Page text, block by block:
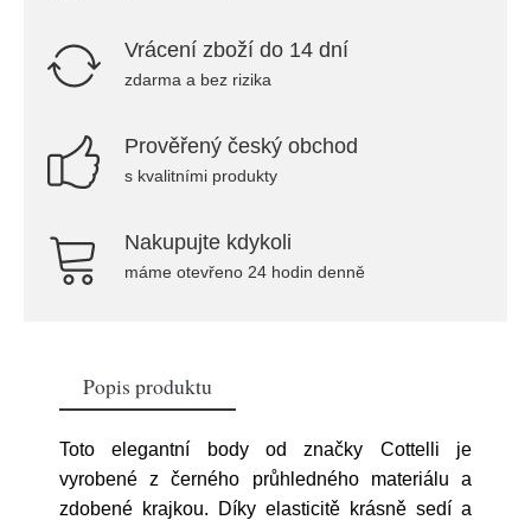
Vrácení zboží do 14 dní
zdarma a bez rizika
Prověřený český obchod
s kvalitními produkty
Nakupujte kdykoli
máme otevřeno 24 hodin denně
Popis produktu
Toto elegantní body od značky Cottelli je
vyrobené z černého průhledného materiálu a
zdobené krajkou. Díky elasticitě krásně sedí a